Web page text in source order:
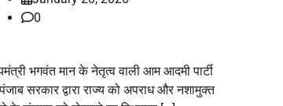
0
भगवंत मान के नेतृत्व वाली आम आदमी पार्टी
सरकार द्वारा राज्य को अपराध और नशामुक्त